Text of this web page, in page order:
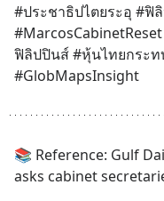
#ประชาธิปไตยระอุ #ฟิ
ฟิลิปปินส์ #หุ้นไทยกระท
#GlobMapsInsight
📚 Reference: Gulf
asks cabinet